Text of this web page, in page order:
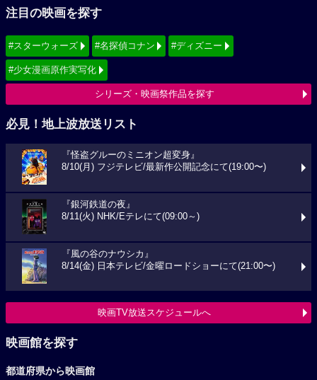
注目の映画を探す
#スターウォーズ #名探偵コナン #ディズニー
#少女漫画原作実写化
シリーズ・映画祭作品を探す
必見！地上波放送リスト
『怪盗グルーのミニオン超変身』
8/10(月) フジテレビ/最新作公開記念にて(19:00〜)
『銀河鉄道の夜』
8/11(火) NHK/Eテレにて(09:00～)
『風の谷のナウシカ』
8/14(金) 日本テレビ/金曜ロードショーにて(21:00〜)
映画TV放送スケジュールへ
映画館を探す
都道府県から映画館